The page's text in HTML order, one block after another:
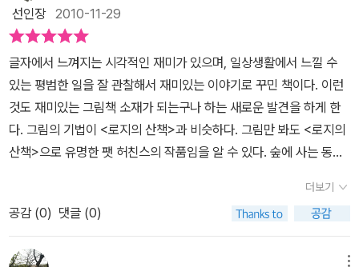
면 아이가 자지러지게 웃는다.. 이제 말을 배우기 시작하는 조카는 이
렇게 반복되는 소릴 들으면 깔깔거리고 웃는데 웃는 모습이 이쁘고
귀여워서 오버한다... 열심히 날고 뛰어준 부엉이 여우 토끼 다람쥐 생
쥐.. 모두 수고했어!!! 행복한 하루를 L.J.Y
선인장2010-11-29
글자에서 느껴지는 시각적인 재미가 있으며, 일상생활에서 느낄 수
있는 평범한 일을 잘 관찰해서 재미있는 이야기로 꾸민 책이다. 이런
것도 재미있는 그림책 소재가 되는구나 하는 새로운 발견을 하게 한
다. 그림의 기법이 <로지의 산책>과 비슷하다. 그림만 봐도 <로지의
산책>으로 유명한 팻 허친스의 작품임을 알 수 있다. 숲에 사는 동물
있던 숲에서 동물들이 한 마리씩 들판 너머 숲으로 옮겨갈 때 잘 살펴
보니 동물들이 점점 작아지는 것이다. 동물들은 자기들이 진짜로 작
아진다고 생각하며 놀란다. 하지만 자기가 직접 맞은편 숲으로 가보
니 작아졌던 숲도 원래대로 커지고 동물들도 결코 작아지지 않고 원
더보기
공감 (0) 댓글 (0)